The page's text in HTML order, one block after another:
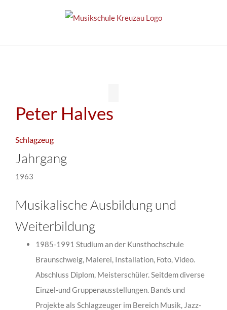
Peter Halves
Schlagzeug
Jahrgang
1963
Musikalische Ausbildung und
Weiterbildung
1985-1991 Studium an der Kunsthochschule
Braunschweig, Malerei, Installation, Foto, Video.
Abschluss Diplom, Meisterschüler. Seitdem diverse
Einzel-und Gruppenausstellungen. Bands und
Projekte als Schlagzeuger im Bereich Musik, Jazz-